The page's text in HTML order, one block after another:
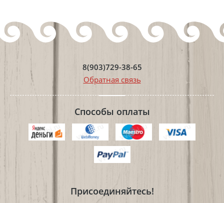
8(903)729-38-65
Обратная связь
Способы оплаты
Присоединяйтесь!